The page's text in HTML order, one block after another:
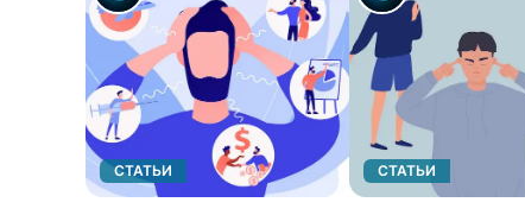
СТАТЬИ СТАТЬИ